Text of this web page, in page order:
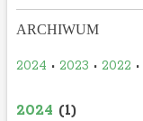
ARCHIWUM
2024 • 2023 • 2022 •
2024 (1)